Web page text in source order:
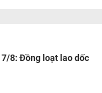
8: Đồng loạt lao dốc